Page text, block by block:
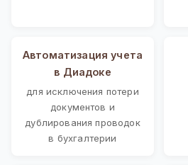
Автоматизация учета
в Диадоке
для исключения потери
документов и
дублирования проводок
в бухгалтерии